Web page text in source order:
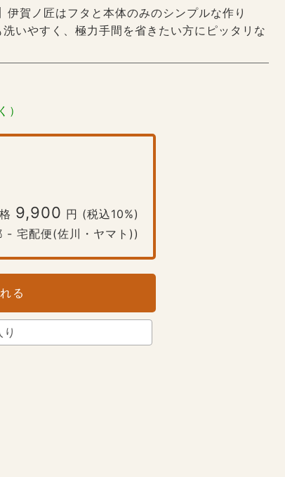
伊賀ノ匠はフタと本体のみのシンプルな作り
いやすく、極力手間を省きたい方にピッタリな
）
9,900 円 (税込10%)
- 宅配便(佐川・ヤマト))
る